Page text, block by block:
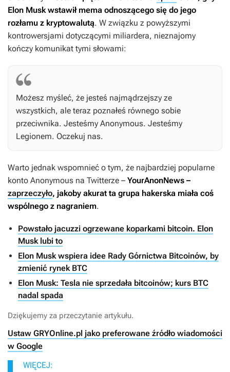
Elon Musk wstawił mema odnoszącego się do jego
rozłamu z kryptowalutą. W związku z powyższymi
kontrowersjami dotyczącymi miliardera, nieznajomy
kończy komunikat tymi słowami:
Możesz myśleć, że jesteś najmądrzejszy ze
wszystkich, ale teraz poznałeś równego sobie
przeciwnika. Jesteśmy Anonymous. Jesteśmy
Legionem. Oczekuj nas.
Warto jednak wspomnieć o tym, że najbardziej popularne
konto Anonymous na Twitterze – YourAnonNews –
zaprzeczyło, jakoby akurat ta grupa hakerska miała coś
wspólnego z nagraniem.
Powstało jacuzzi ogrzewane koparkami bitcoin. Elon
Musk lubi to
Elon Musk wspiera idee Rady Górnictwa Bitcoinów, by
zmienić rynek BTC
Elon Musk: Tesla nie sprzedała bitcoinów; kurs BTC
nadal spada
Dziękujemy za przeczytanie artykułu.
Ustaw GRYOnline.pl jako preferowane źródło wiadomości
w Google
WIĘCEJ: